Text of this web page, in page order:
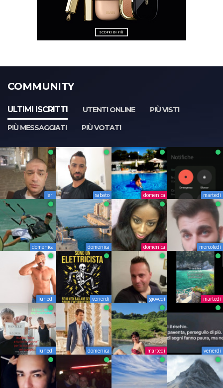
COMMUNITY
ULTIMI ISCRITTI UTENTI ONLINE
PIÙ VISTI
PIÙ MESSAGGIATI
PIÙ VOTATI
Ieri sabato domenica martedì
domenica domenica domenica mercoledì
lunedì venerdì giovedì martedì
lunedì domenica martedì venerdì